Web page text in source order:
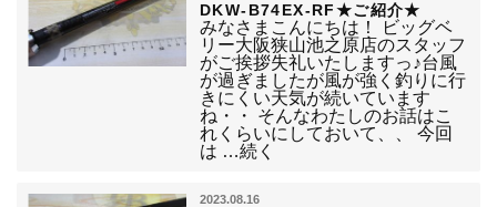
DKW-B74EX-RF★ご紹介★
みなさまこんにちは！ ビッグベ
リー大阪狭山池之原店のスタッフ
がご挨拶失礼いたしますっ♪台風
が過ぎましたが風が強く釣りに行
きにくい天気が続いています
ね・・ そんなわたしのお話はこ
れくらいにしておいて、、 今回
は …続く
2023.08.16